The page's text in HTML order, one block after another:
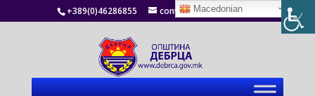
+389(0)46286855 contact@debrca.gov.mk
Macedonian